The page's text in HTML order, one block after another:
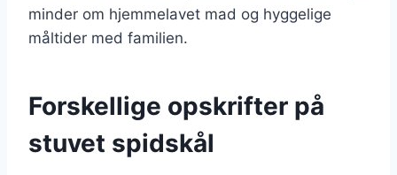
minder om hjemmelavet mad og hyggelige
måltider med familien.
Forskellige opskrifter på
stuvet spidskål